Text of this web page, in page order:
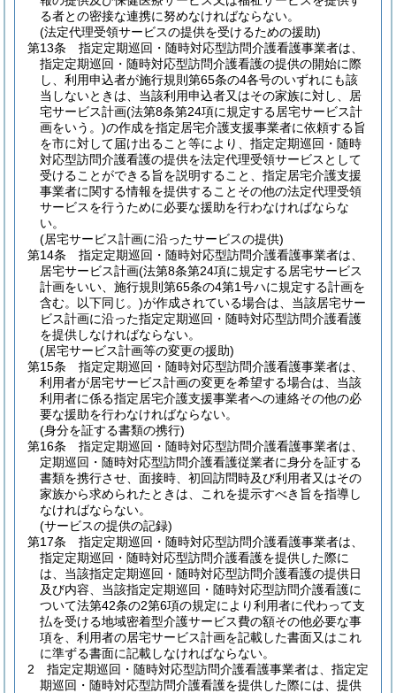
る者との密接な連携に努めなければならない。
(法定代理受領サービスの提供を受けるための援助)
第13条
指定定期巡回・随時対応型訪問介護看護事業者は、
指定定期巡回・随時対応型訪問介護看護の提供の開始に際
し、利用申込者が施行規則第65条の4各号のいずれにも該
当しないときは、当該利用申込者又はその家族に対し、居
宅サービス計画(法第8条第24項に規定する居宅サービス計
画をいう。)の作成を指定居宅介護支援事業者に依頼する旨
を市に対して届け出ること等により、指定定期巡回・随時
対応型訪問介護看護の提供を法定代理受領サービスとして
受けることができる旨を説明すること、指定居宅介護支援
事業者に関する情報を提供することその他の法定代理受領
サービスを行うために必要な援助を行わなければならな
い。
(居宅サービス計画に沿ったサービスの提供)
第14条
指定定期巡回・随時対応型訪問介護看護事業者は、
居宅サービス計画(法第8条第24項に規定する居宅サービス
計画をいい、施行規則第65条の4第1号ハに規定する計画を
含む。以下同じ。)が作成されている場合は、当該居宅サー
ビス計画に沿った指定定期巡回・随時対応型訪問介護看護
を提供しなければならない。
(居宅サービス計画等の変更の援助)
第15条
指定定期巡回・随時対応型訪問介護看護事業者は、
利用者が居宅サービス計画の変更を希望する場合は、当該
利用者に係る指定居宅介護支援事業者への連絡その他の必
要な援助を行わなければならない。
(身分を証する書類の携行)
第16条
指定定期巡回・随時対応型訪問介護看護事業者は、
定期巡回・随時対応型訪問介護看護従業者に身分を証する
書類を携行させ、面接時、初回訪問時及び利用者又はその
家族から求められたときは、これを提示すべき旨を指導し
なければならない。
(サービスの提供の記録)
第17条
指定定期巡回・随時対応型訪問介護看護事業者は、
指定定期巡回・随時対応型訪問介護看護を提供した際に
は、当該指定定期巡回・随時対応型訪問介護看護の提供日
及び内容、当該指定定期巡回・随時対応型訪問介護看護に
ついて法第42条の2第6項の規定により利用者に代わって支
払を受ける地域密着型介護サービス費の額その他必要な事
項を、利用者の居宅サービス計画を記載した書面又はこれ
に準ずる書面に記載しなければならない。
2
指定定期巡回・随時対応型訪問介護看護事業者は、指定定
期巡回・随時対応型訪問介護看護を提供した際には、提供